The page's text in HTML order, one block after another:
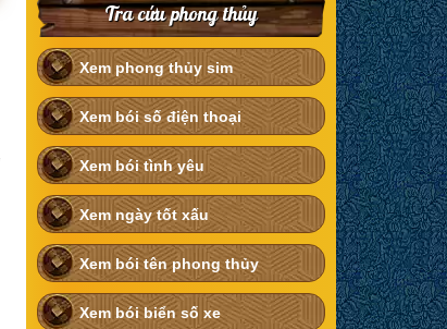
Tra cứu phong thủy
Xem phong thủy sim
Xem bói số điện thoại
Xem bói tình yêu
Xem ngày tốt xấu
Xem bói tên phong thủy
Xem bói biển số xe